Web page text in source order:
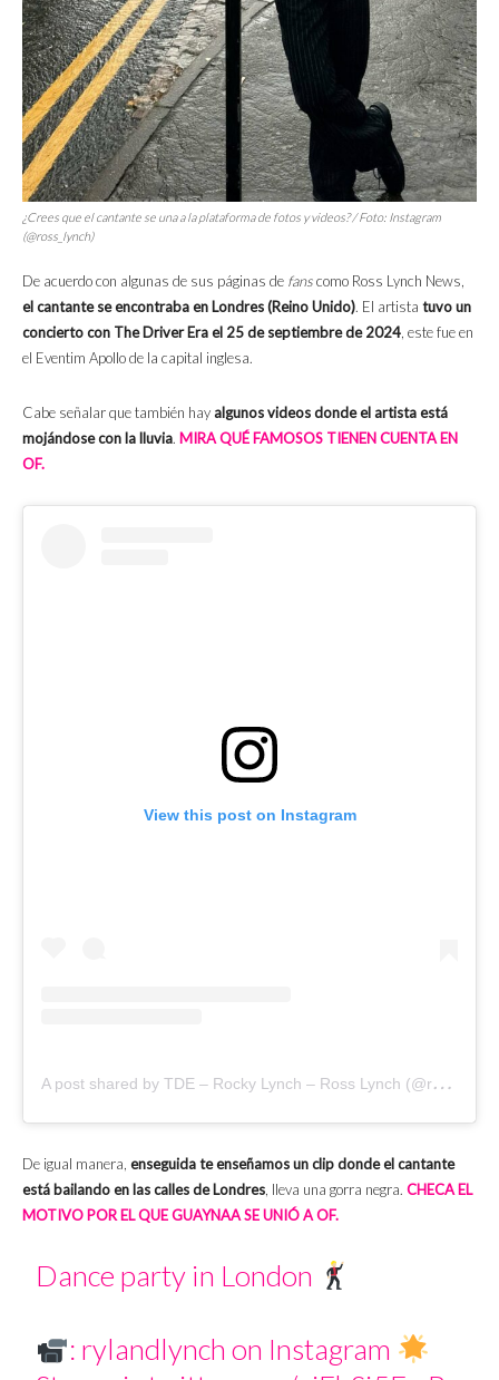
¿Crees que el cantante se una a la plataforma de fotos y videos? / Foto: Instagram
(@ross_lynch)
De acuerdo con algunas de sus páginas de fanscomo Ross Lynch News,
el cantante se encontraba en Londres (Reino Unido). El artista tuvo un
concierto con The Driver Era el 25 de septiembre de 2024, este fue en
el Eventim Apollo de la capital inglesa.
Cabe señalar que también hay algunos videos donde el artista está
mojándose con la lluvia. MIRA QUÉ FAMOSOS TIENEN CUENTA EN
OF.
View this post on Instagram
A
post shared by TDE – Rocky Lynch – Ross Lynch (@rosslynchtderocky)
De igual manera, enseguida te enseñamos un clip donde el cantante
está bailando en las calles de Londres, lleva una gorra negra. CHECA EL
MOTIVO POR EL QUE GUAYNAA SE UNIÓ A OF.
Dance party in London
: rylandlynch on Instagram